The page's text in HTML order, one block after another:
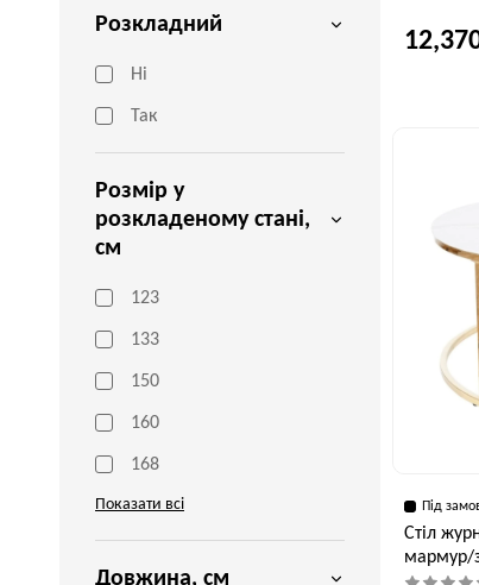
Розкладний
Ні
Так
Розмір у
розкладеному стані,
см
123
133
150
160
168
Показати всі
Довжина, см
Під
Стіл
мармур/